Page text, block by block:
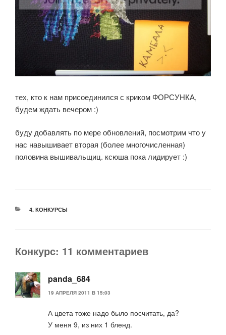
тех, кто к нам присоединился с криком ФОРСУНКА,
будем ждать вечером :)
буду добавлять по мере обновлений, посмотрим что у
нас навышивает вторая (более многочисленная)
половина вышивальщиц. ксюша пока лидирует :)
РУБРИКИ
4. КОНКУРСЫ
Конкурс: 11 комментариев
panda_684
19 АПРЕЛЯ 2011 В 15:03
А цвета тоже надо было посчитать, да?
У меня 9, из них 1 бленд.